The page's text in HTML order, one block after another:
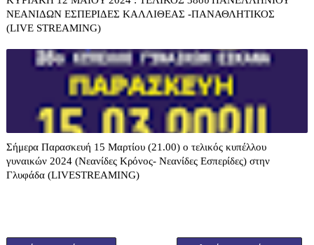
ΝΕΑΝΙΔΩΝ ΕΣΠΕΡΙΔΕΣ ΚΑΛΛΙΘΕΑΣ -ΠΑΝΑΘΛΗΤΙΚΟΣ
(LIVE STREAMING)
Σήμερα Παρασκευή 15 Μαρτίου (21.00) ο τελικός κυπέλλου
γυναικών 2024 (Νεανίδες Κρόνος- Νεανίδες Εσπερίδες) στην
Γλυφάδα (LIVESTREAMING)